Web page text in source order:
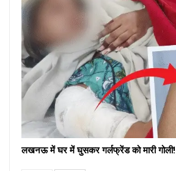
लखनऊ में घर में घुसकर गर्लफ्रेंड को मारी गोली!